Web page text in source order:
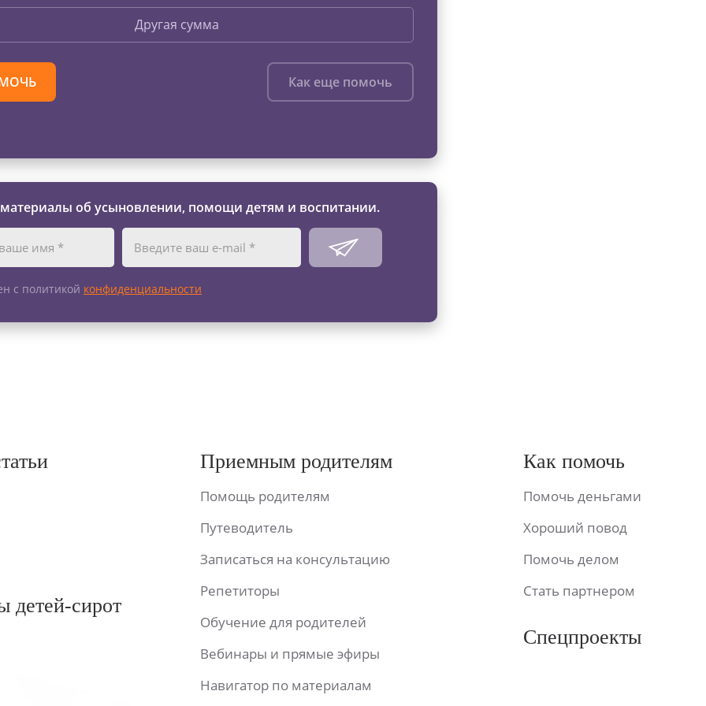
Другая сумма
Как еще помочь
об усыновлении, помощи детям и воспитании.
с политикой конфиденциальности
детей-сирот
Приемным родителям
Помощь родителям
Путеводитель
Записаться на консультацию
Репетиторы
Обучение для родителей
Вебинары и прямые эфиры
Навигатор по материалам
Как помочь
Помочь деньгами
Хороший повод
Помочь делом
Стать партнером
Спецпроекты